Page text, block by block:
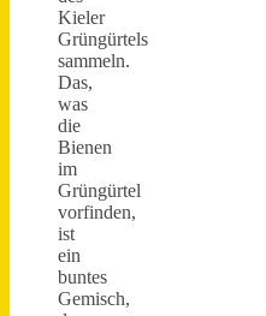
Kieler
Grüngürtels
sammeln.
Das,
was
die
Bienen
im
Grüngürtel
vorfinden,
ist
ein
buntes
Gemisch,